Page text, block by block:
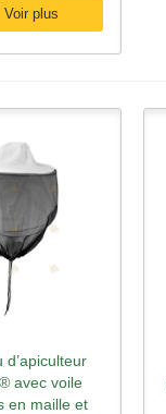
Voir plus
d’apiculteur
avec voile
en maille et